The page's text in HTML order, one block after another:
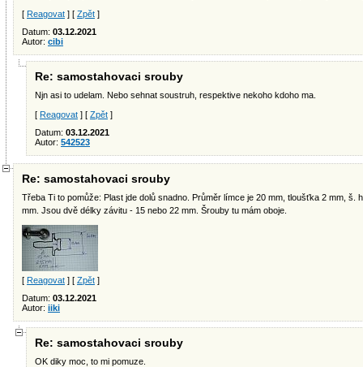
[ Reagovat ] [ Zpět ]
Datum: 03.12.2021
Autor: cibi
Re: samostahovaci srouby
Njn asi to udelam. Nebo sehnat soustruh, respektive nekoho kdoho ma.
[ Reagovat ] [ Zpět ]
Datum: 03.12.2021
Autor: 542523
Re: samostahovaci srouby
Třeba Ti to pomůže: Plast jde dolů snadno. Průměr límce je 20 mm, tloušťka 2 mm, š.
mm. Jsou dvě délky závitu - 15 nebo 22 mm. Šrouby tu mám oboje.
[ Reagovat ] [ Zpět ]
Datum: 03.12.2021
Autor: iiki
Re: samostahovaci srouby
OK diky moc, to mi pomuze.